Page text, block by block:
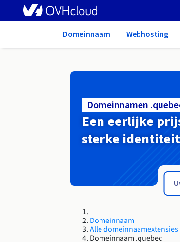
Domeinnaam Webhosting
Domeinnamen
Een eerlijke
sterke identiteit
Domeinnaam
Alle domeinnaamextensies
Domeinnaam .quebec